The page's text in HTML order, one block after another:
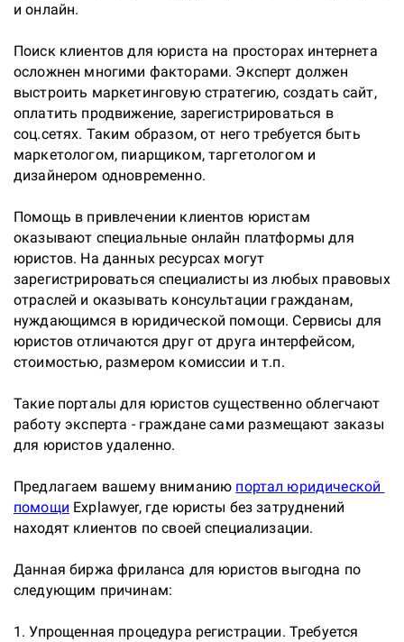
и онлайн.
Поиск клиентов для юриста на просторах интернета
осложнен многими факторами. Эксперт должен
выстроить маркетинговую стратегию, создать сайт,
оплатить продвижение, зарегистрироваться в
соц.сетях. Таким образом, от него требуется быть
маркетологом, пиарщиком, таргетологом и
дизайнером одновременно.
Помощь в привлечении клиентов юристам
оказывают специальные онлайн платформы для
юристов. На данных ресурсах могут
зарегистрироваться специалисты из любых правовых
отраслей и оказывать консультации гражданам,
нуждающимся в юридической помощи. Сервисы для
юристов отличаются друг от друга интерфейсом,
стоимостью, размером комиссии и т.п.
Такие порталы для юристов существенно облегчают
работу эксперта - граждане сами размещают заказы
для юристов удаленно.
Предлагаем вашему вниманию портал юридической
помощи Explawyer, где юристы без затруднений
находят клиентов по своей специализации.
Данная биржа фриланса для юристов выгодна по
следующим причинам:
1. Упрощенная процедура регистрации. Требуется